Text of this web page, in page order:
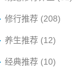
修行推荐 (208)
养生推荐 (12)
经典推荐 (10)